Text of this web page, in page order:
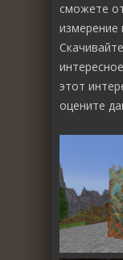
сможете
измерение
этот
оцените